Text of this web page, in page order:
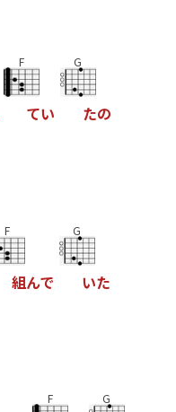
F
てい
G
たの
F
組んで
G
いた
F G